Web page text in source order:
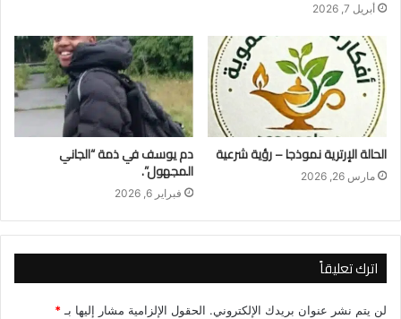
أبريل 7, 2026
الحالة الإرترية نموذجا – رؤية شرعية
مارس 26, 2026
دم يوسف في ذمة “الجاني
المجهول”.
فبراير 6, 2026
اترك تعليقاً
لن يتم نشر عنوان بريدك الإلكتروني. الحقول الإلزامية مشار إليها بـ *